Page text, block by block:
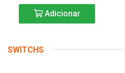
Adicionar
SWITCHS